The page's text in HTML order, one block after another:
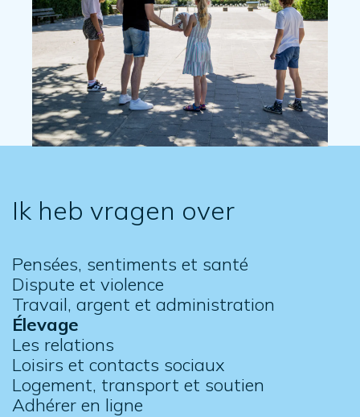
Ik heb vragen over
Pensées, sentiments et santé
Dispute et violence
Travail, argent et administration
Élevage
Les relations
Loisirs et contacts sociaux
Logement, transport et soutien
Adhérer en ligne